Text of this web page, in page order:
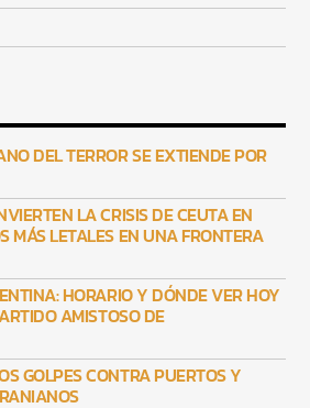
DEL TERROR SE EXTIENDE POR
LA CRISIS DE CEUTA EN
MÁS LETALES EN UNA FRONTERA
HORARIO Y DÓNDE VER HOY
AMISTOSO DE
GOLPES CONTRA PUERTOS Y